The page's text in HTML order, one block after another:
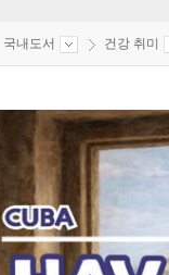
국내도서 건강 취미